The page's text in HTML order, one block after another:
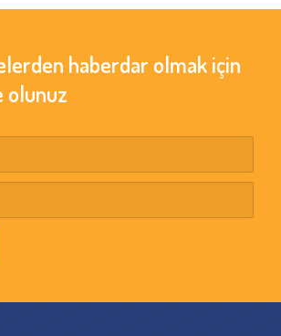
haberdar olmak için
olunuz